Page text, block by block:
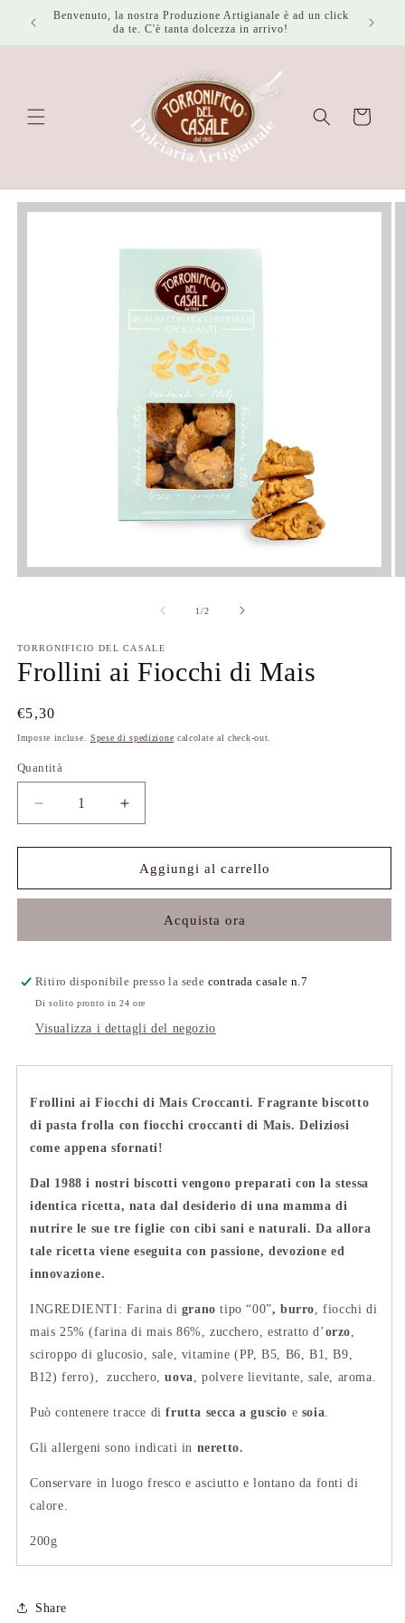
direttamente
Benvenuto, la nostra Produzione Artigianale è ad un click
da te. C'è tanta dolcezza in arrivo!
Carrello
Passa alle
1/su
2
TORRONIFICIO DEL CASALE
Frollini ai Fiocchi di Mais
Prezzo
di
€5,30
Imposte incluse. Spese di spedizione calcolate al check-out.
Quantità
Quantità
Diminuisci
quantità
per
ai
Mais
Aumenta
quantità
per
Frollini
ai
Mais
Aggiungi al carrello
Acquista ora
Ritiro disponibile presso la sede contrada casale n.7
Di solito pronto in 24 ore
Visualizza i dettagli del negozio
Frollini ai Fiocchi di Mais Croccanti.Fragrante biscotto
di pasta frolla con fiocchi croccanti di Mais.Deliziosi
come appena sfornati!
Dal 1988 i nostri biscotti vengono preparati con la stessa
identica ricetta, nata dal desiderio di una mamma di
nutrire le sue tre figlie con cibi sani e naturali. Da allora
tale ricetta viene eseguita con passione, devozione ed
innovazione.
INGREDIENTI: Farina di grano tipo “00”, burro, fiocchi di
mais 25% (farina di mais 86%, zucchero, estratto d’orzo,
sciroppo di glucosio, sale, vitamine (PP, B5, B6, B1, B9,
B12) ferro), zucchero,uova, polvere lievitante, sale, aroma.
Può contenere tracce difrutta secca a guscio e soia.
Gli allergeni sono indicati in neretto.
Conservare in luogo fresco e asciutto e lontano da fonti di
calore.
200g
Share